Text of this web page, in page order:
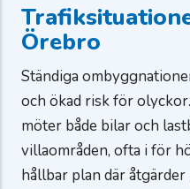
Örebro
Ständiga
och ökad risk för
möter både bilar och
villaområden, ofta i för
hållbar plan där